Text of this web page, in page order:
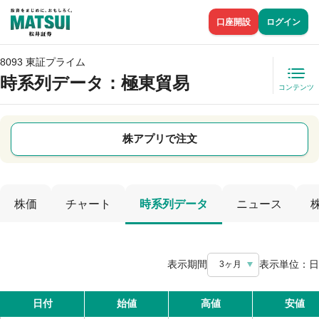
口座開設 ログイン
8093 東証プライム
時系列データ ：極東貿易 コンテンツ
株アプリで注文
株価 チャート 時系列データ ニュース
表示期間 3ヶ月 表示単位： 日
日付 始値 高値 安値